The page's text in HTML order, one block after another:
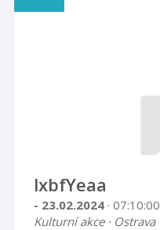
lxbfYeaa
- 23.02.2024 · 07:10:00
Kulturní akce · Ostrava